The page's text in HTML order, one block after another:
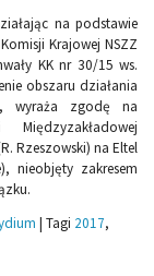
na podstawie
Krajowej NSZZ
KK nr 30/15 ws.
obszaru działania
wyraża zgodę na
Rzeszowski) na Eltel
nieobjęty zakresem
| Tagi 2017,